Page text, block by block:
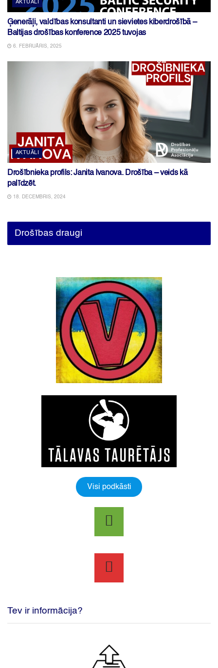
AKTUĀLI
Ģenerāļi, valdības konsultanti un sievietes kiberdrošībā –
Baltijas drošības konference 2025 tuvojas
6. FEBRUĀRIS, 2025
AKTUĀLI
Drošībnieka profils: Janita Ivanova. Drošība – veids kā
palīdzēt.
18. DECEMBRIS, 2024
Drošības draugi
Visi podkāsti
Tev ir informācija?